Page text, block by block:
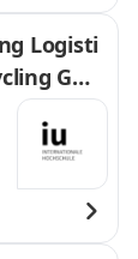
Logisti
Gmb